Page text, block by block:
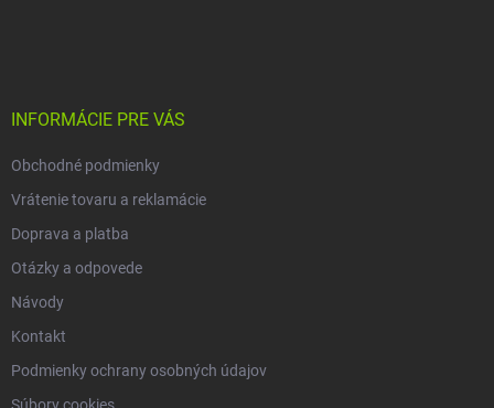
INFORMÁCIE PRE VÁS
Obchodné podmienky
Vrátenie tovaru a reklamácie
Doprava a platba
Otázky a odpovede
Návody
Kontakt
Podmienky ochrany osobných údajov